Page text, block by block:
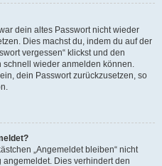
dein altes Passwort nicht wieder
Dies machst du, indem du auf der
vergessen“ klickst und den
schnell wieder anmelden können.
dein Passwort zurückzusetzen, so
„Angemeldet bleiben“ nicht
Dies verhindert den